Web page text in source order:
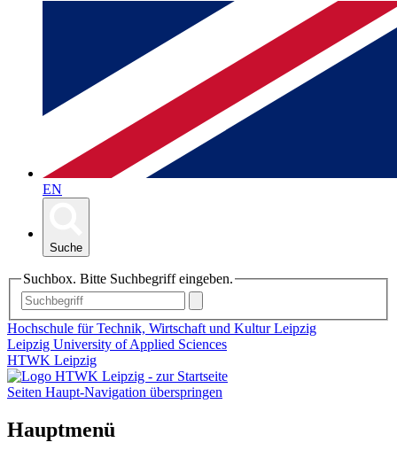
EN
Suche
Suchbox. Bitte Suchbegriff eingeben.
Hochschule für Technik, Wirtschaft und Kultur Leipzig
Leipzig University of Applied Sciences
HTWK Leipzig
Seiten Haupt-Navigation überspringen
Hauptmenü